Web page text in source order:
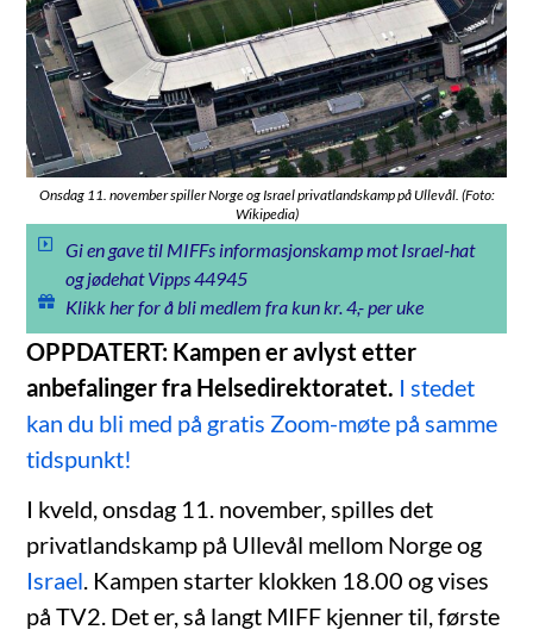
Onsdag 11. november spiller Norge og Israel privatlandskamp på Ullevål. (Foto:
Wikipedia)
Gi en gave til MIFFs informasjonskamp mot Israel-hat
og jødehat Vipps 44945
Klikk her for å bli medlem fra kun kr. 4,- per uke
OPPDATERT: Kampen er avlyst etter
anbefalinger fra Helsedirektoratet. I stedet
kan du bli med på gratis Zoom-møte på samme
tidspunkt!
I kveld, onsdag 11. november, spilles det
privatlandskamp på Ullevål mellom Norge og
Israel. Kampen starter klokken 18.00 og vises
på TV2. Det er, så langt MIFF kjenner til, første